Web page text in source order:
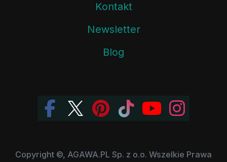
Kontakt
Newsletter
Blog
Copyright ©, AGAWA.PL Sp. z o.o. Wszelkie Prawa